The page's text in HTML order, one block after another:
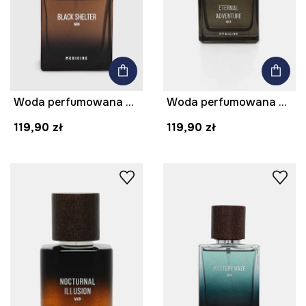
Woda perfumowana Black Shelter 50 ml
119,90 zł
Woda perfumowana męska Eternal Adventure 50 ml
119,90 zł